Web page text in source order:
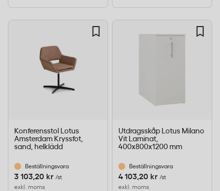
Konferensstol Lotus
Amsterdam Kryssfot,
sand, helklädd
Beställningsvara
3 103,20 kr /st
exkl. moms
Utdragsskåp Lotus Milano
Vit Laminat,
400x800x1200 mm
Beställningsvara
4 103,20 kr /st
exkl. moms